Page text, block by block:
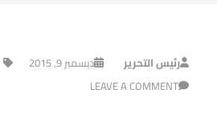
رئيس التحرير ديسمبر 9, 2015
LEAVE A COMMENT